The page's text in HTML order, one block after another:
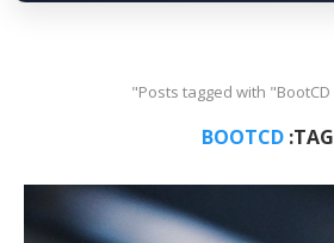
Posts tagged with "BootCD"
TAG:
BOOTCD